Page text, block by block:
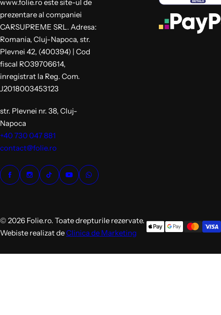
www.folie.ro este site-ul de
prezentare al companiei
CARSUPREME SRL. Adresa:
Romania, Cluj-Napoca, str.
Plevnei 42, (400394) | Cod
fiscal RO39706614,
inregistrat la Reg. Com.
J2018003453123
str. Plevnei nr. 38, Cluj-
Napoca
+40 730 047 881
contact@folie.ro
© 2026 Folie.ro. Toate drepturile rezervate.
Webiste realizat deClinica de Marketing